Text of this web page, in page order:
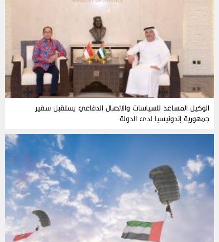
الوكيل المساعد للسياسات والاتصال الدفاعي يستقبل سفير
جمهورية إندونيسيا لدى الدولة